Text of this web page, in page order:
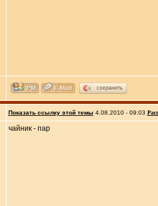
сохранить
Показать ссылку этой темы 4.08.2010 - 09:03
чайник - пар